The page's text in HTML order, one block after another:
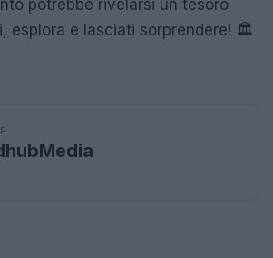
potrebbe rivelarsi un tesoro
esplora e lasciati sorprendere! 🏛️